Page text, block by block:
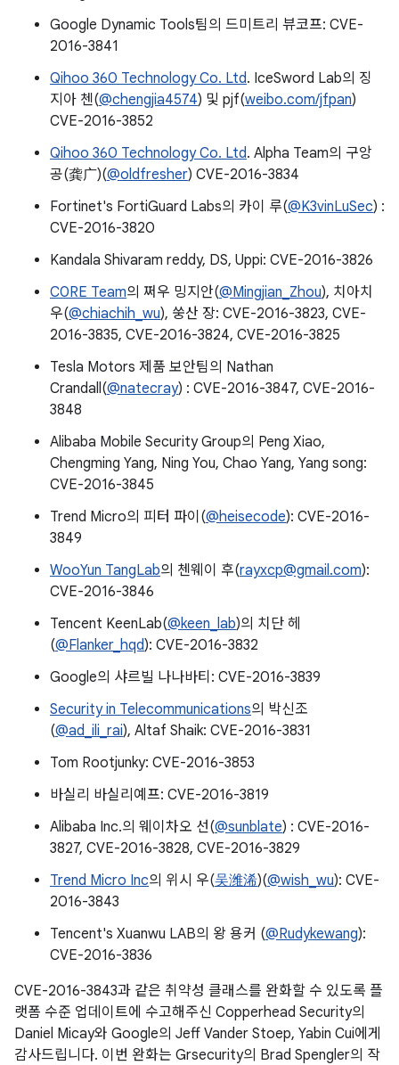
Google Dynamic Tools팀의 드미트리 뷰코프: CVE-
2016-3841
Qihoo 360 Technology Co. Ltd. IceSword Lab의 징
지아 첸(@chengjia4574) 및 pjf(weibo.com/jfpan)
CVE-2016-3852
Qihoo 360 Technology Co. Ltd. Alpha Team의 구앙
공(龚广)(@oldfresher) CVE-2016-3834
Fortinet's FortiGuard Labs의 카이 루(@K3vinLuSec) :
CVE-2016-3820
Kandala Shivaram reddy, DS, Uppi: CVE-2016-3826
C0RE Team의 쩌우 밍지안(@Mingjian_Zhou), 치아치
우(@chiachih_wu), 쑹산 장: CVE-2016-3823, CVE-
2016-3835, CVE-2016-3824, CVE-2016-3825
Tesla Motors 제품 보안팀의 Nathan
Crandall(@natecray) : CVE-2016-3847, CVE-2016-
3848
Alibaba Mobile Security Group의 Peng Xiao,
Chengming Yang, Ning You, Chao Yang, Yang song:
CVE-2016-3845
Trend Micro의 피터 파이(@heisecode): CVE-2016-
3849
WooYun TangLab의 첸웨이 후(rayxcp@gmail.com):
CVE-2016-3846
Tencent KeenLab(@keen_lab)의 치단 헤
(@Flanker_hqd): CVE-2016-3832
Google의 샤르빌 나나바티: CVE-2016-3839
Security in Telecommunications의 박신조
(@ad_ili_rai), Altaf Shaik: CVE-2016-3831
Tom Rootjunky: CVE-2016-3853
바실리 바실리예프: CVE-2016-3819
Alibaba Inc.의 웨이차오 선(@sunblate) : CVE-2016-
3827, CVE-2016-3828, CVE-2016-3829
Trend Micro Inc의 위시 우(吴潍浠)(@wish_wu): CVE-
2016-3843
Tencent's Xuanwu LAB의 왕 용커 (@Rudykewang):
CVE-2016-3836
CVE-2016-3843과 같은 취약성 클래스를 완화할 수 있도록 플
랫폼 수준 업데이트에 수고해주신 Copperhead Security의
Daniel Micay와 Google의 Jeff Vander Stoep, Yabin Cui에게
감사드립니다. 이번 완화는 Grsecurity의 Brad Spengler의 작